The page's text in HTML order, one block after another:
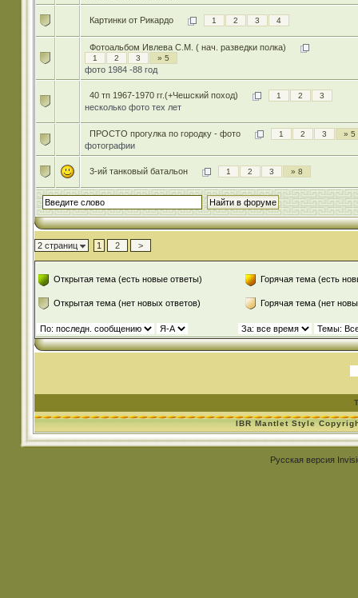
Картинки от Рикардо 1 2 3 4
Фотоальбом Ивлева С.М. ( нач. разведки полка)
1 2 3 » 5
фото 1984 -88 год
40 тп 1967-1970 гг.(+Чешский поход) 1 2 3
несколько фото тех лет
ПРОСТО прогулка по городку - фото 1 2 3 » 5
фотографии
3-ий танковый батальон 1 2 3 » 8
2 страниц 1 2 >
Открытая тема (есть новые ответы)
Открытая тема (нет новых ответов)
Горячая тема (есть
Горячая тема (нет
IBR Mantlet Style
Русская версия